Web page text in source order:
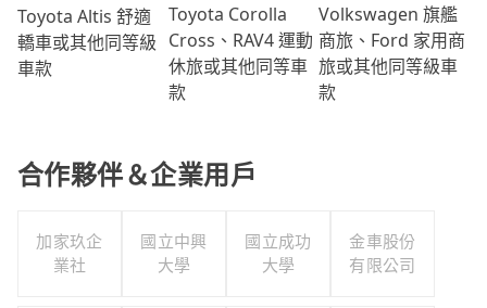
Toyota Altis 舒適
轎車或其他同等級
車款
Toyota Corolla
Cross、RAV4 運動
休旅或其他同等車
款
Volkswagen 旗艦
商旅、Ford 家用商
旅或其他同等級車
款
合作夥伴＆企業用戶
加家玖企
業社
國立中興
大學
國立成功
大學
金車股份
有限公司